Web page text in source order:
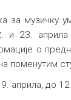
за музичку
и 23.
о
поменутим
априла, до